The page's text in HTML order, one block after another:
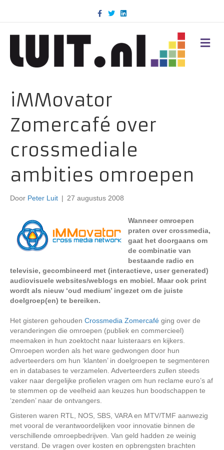
c
k
T
w
i
n
d
M
E
iMMovator
Zomercafé over
crossmediale
ambities omroepen
Door Peter Luit | 27 augustus 2008
Wanneer omroepen
praten over crossmedia,
gaat het doorgaans om
de combinatie van
bestaande radio en
televisie, gecombineerd met (interactieve, user generated)
audiovisuele websites/weblogs en mobiel. Maar ook print
wordt als nieuw ‘oud medium’ ingezet om de juiste
doelgroep(en) te bereiken.
Het gisteren gehouden Crossmedia Zomercafé ging over de
veranderingen die omroepen (publiek en commercieel)
meemaken in hun zoektocht naar luisteraars en kijkers.
Omroepen worden als het ware gedwongen door hun
adverteerders om hun ‘klanten’ in doelgroepen te segmenteren
en in databases te verzamelen. Adverteerders zullen steeds
vaker naar dergelijke profielen vragen om hun reclame euro’s af
te stemmen op de veelheid aan keuzes hun boodschappen te
‘zenden’ naar de ontvangers.
Gisteren waren RTL, NOS, SBS, VARA en MTV/TMF aanwezig
met vooral de verantwoordelijken voor innovatie binnen de
verschillende omroepbedrijven. Van geld hadden ze weinig
verstand. De vragen over kosten en opbrengsten brachten